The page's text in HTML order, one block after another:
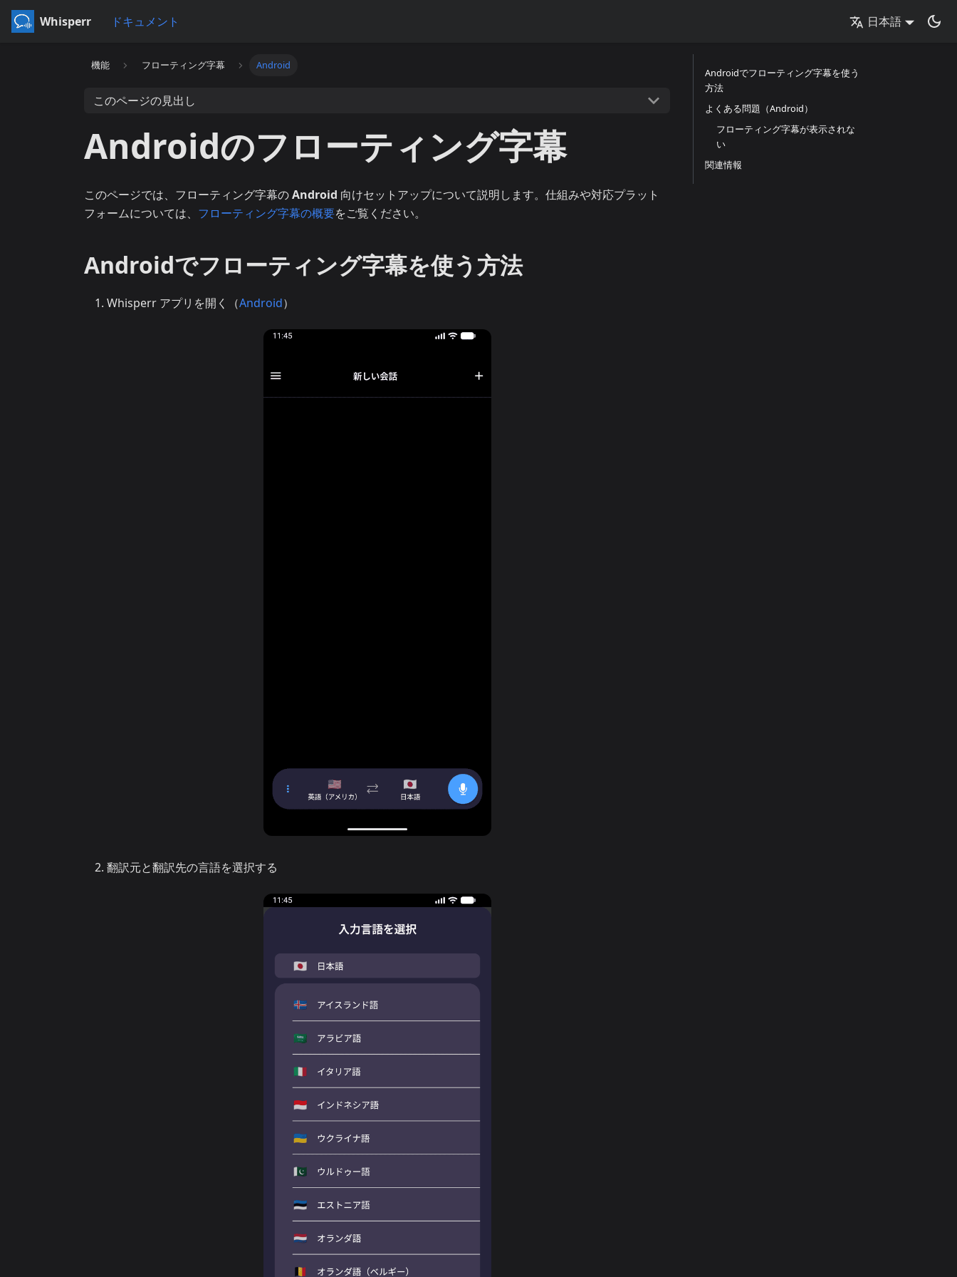
Whisperr ドキュメント 日本語
機能 フローティング字幕 Android
このページの見出し
Androidのフローティング字幕
このページでは、フローティング字幕のAndroid 向けセットアップについて説明します。仕組みや対応プラット
フォームについては、 フローティング字幕の概要をご覧ください。
Androidでフローティング字幕を使う方法
Whisperr アプリを開く（Android）
翻訳元と翻訳先の言語を選択する
Androidでフローティング字幕を使う
方法
よくある問題（Android）
フローティング字幕が表示されな
い
関連情報